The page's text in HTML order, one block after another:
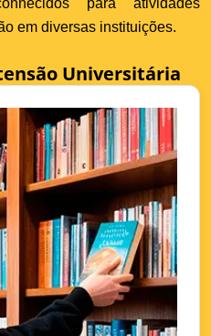
para atividades
em diversas instituições.
Universitária